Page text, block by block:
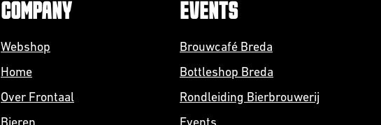
COMPANY
Webshop
Home
Over Frontaal
EVENTS
Brouwcafé Breda
Bottleshop Breda
Rondleiding Bierbrouwerij